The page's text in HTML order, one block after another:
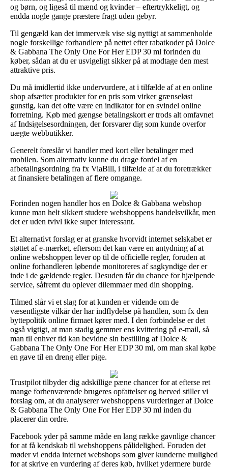
og børn, og ligeså til mænd og kvinder – eftertrykkeligt, og
endda nogle gange præstere fragt uden gebyr.
Til gengæld kan det immervæk vise sig nyttigt at sammenholde
nogle forskellige forhandlere på nettet efter rabatkoder på Dolce
& Gabbana The Only One For Her EDP 30 ml forinden du
køber, sådan at du er usvigeligt sikker på at modtage den mest
attraktive pris.
Du må imidlertid ikke undervurdere, at i tilfælde af at en online
shop afsætter produkter for en pris som virker grænseløst
gunstig, kan det ofte være en indikator for en svindel online
forretning. Køb med gængse betalingskort er trods alt omfavnet
af Indsigelsesordningen, der forsvarer dig som kunde overfor
uægte webbutikker.
Generelt foreslår vi handler med kort eller betalinger med
mobilen. Som alternativ kunne du drage fordel af en
afbetalingsordning fra fx ViaBill, i tilfælde af at du foretrækker
at finansiere betalingen af flere omgange.
Forinden nogen handler hos en Dolce & Gabbana webshop
kunne man helt sikkert studere webshoppens handelsvilkår, men
det er uden tvivl ikke super interessant.
Et alternativt forslag er at granske hvorvidt internet selskabet er
støttet af e-mærket, eftersom det kan være en antydning af at
online webshoppen lever op til de officielle regler, foruden at
online forhandleren løbende monitoreres af sagkyndige der er
inde i de gældende regler. Desuden får du chance for hjælpende
service, såfremt du oplever dilemmaer med din shopping.
Tilmed slår vi et slag for at kunden er vidende om de
væsentligste vilkår der har indflydelse på handlen, som fx den
byttepolitik online firmaet kører med. I den forbindelse er det
også vigtigt, at man stadig gemmer ens kvittering på e-mail, så
man til enhver tid kan bevidne sin bestilling af Dolce &
Gabbana The Only One For Her EDP 30 ml, om man skal købe
en gave til en dreng eller pige.
Trustpilot tilbyder dig adskillige pæne chancer for at efterse ret
mange forhenværende brugeres opfattelser og herved stiller vi
forslag om, at du analyserer webshoppens vurderinger af Dolce
& Gabbana The Only One For Her EDP 30 ml inden du
placerer din ordre.
Facebook yder på samme måde en lang række gavnlige chancer
for at få kendskab til webshoppens pålidelighed. Foruden det
møder vi endda internet webshops som giver kunderne mulighed
for at skrive en vurdering af deres køb, hvilket ydermere burde